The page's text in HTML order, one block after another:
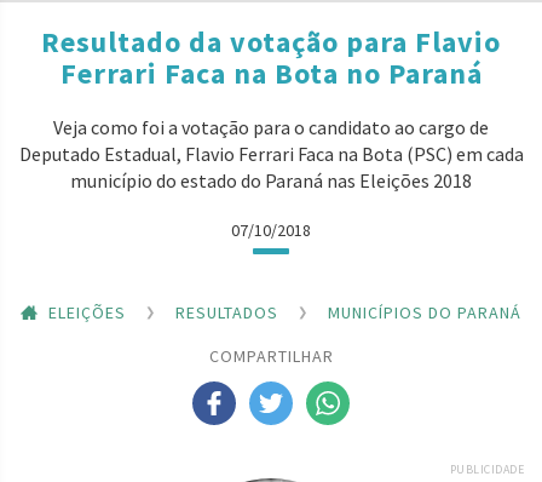
Resultado da votação para Flavio
Ferrari Faca na Bota no Paraná
Veja como foi a votação para o candidato ao cargo de
Deputado Estadual, Flavio Ferrari Faca na Bota (PSC) em cada
município do estado do Paraná nas Eleições 2018
07/10/2018
ELEIÇÕES RESULTADOS
MUNICÍPIOS DO PARANÁ
COMPARTILHAR
PUBLICIDADE